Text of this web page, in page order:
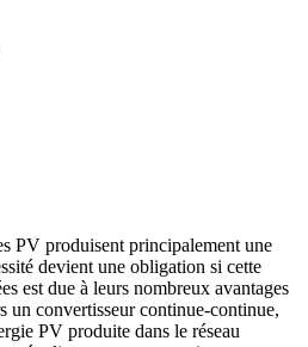
PV produisent principalement une
devient une obligation si cette
est due à leurs nombreux avantages
un convertisseur continue-continue,
PV produite dans le réseau